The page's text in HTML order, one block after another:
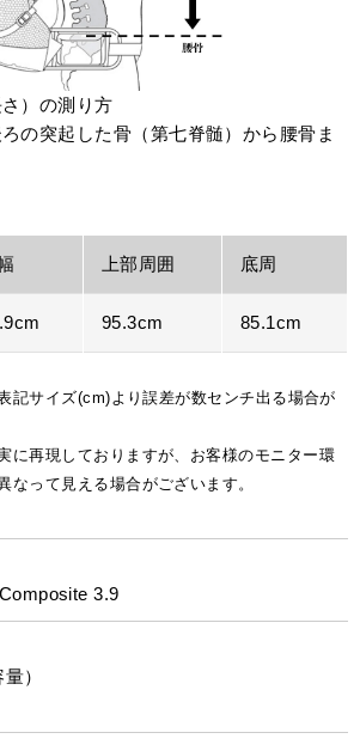
）の測り方
の突起した骨（第七脊髄）から腰骨ま
上部周囲 底周
95.3cm 85.1cm
記サイズ(cm)より誤差が数センチ出る場合が
に再現しておりますが、お客様のモニター環
なって見える場合がございます。
3.9
）